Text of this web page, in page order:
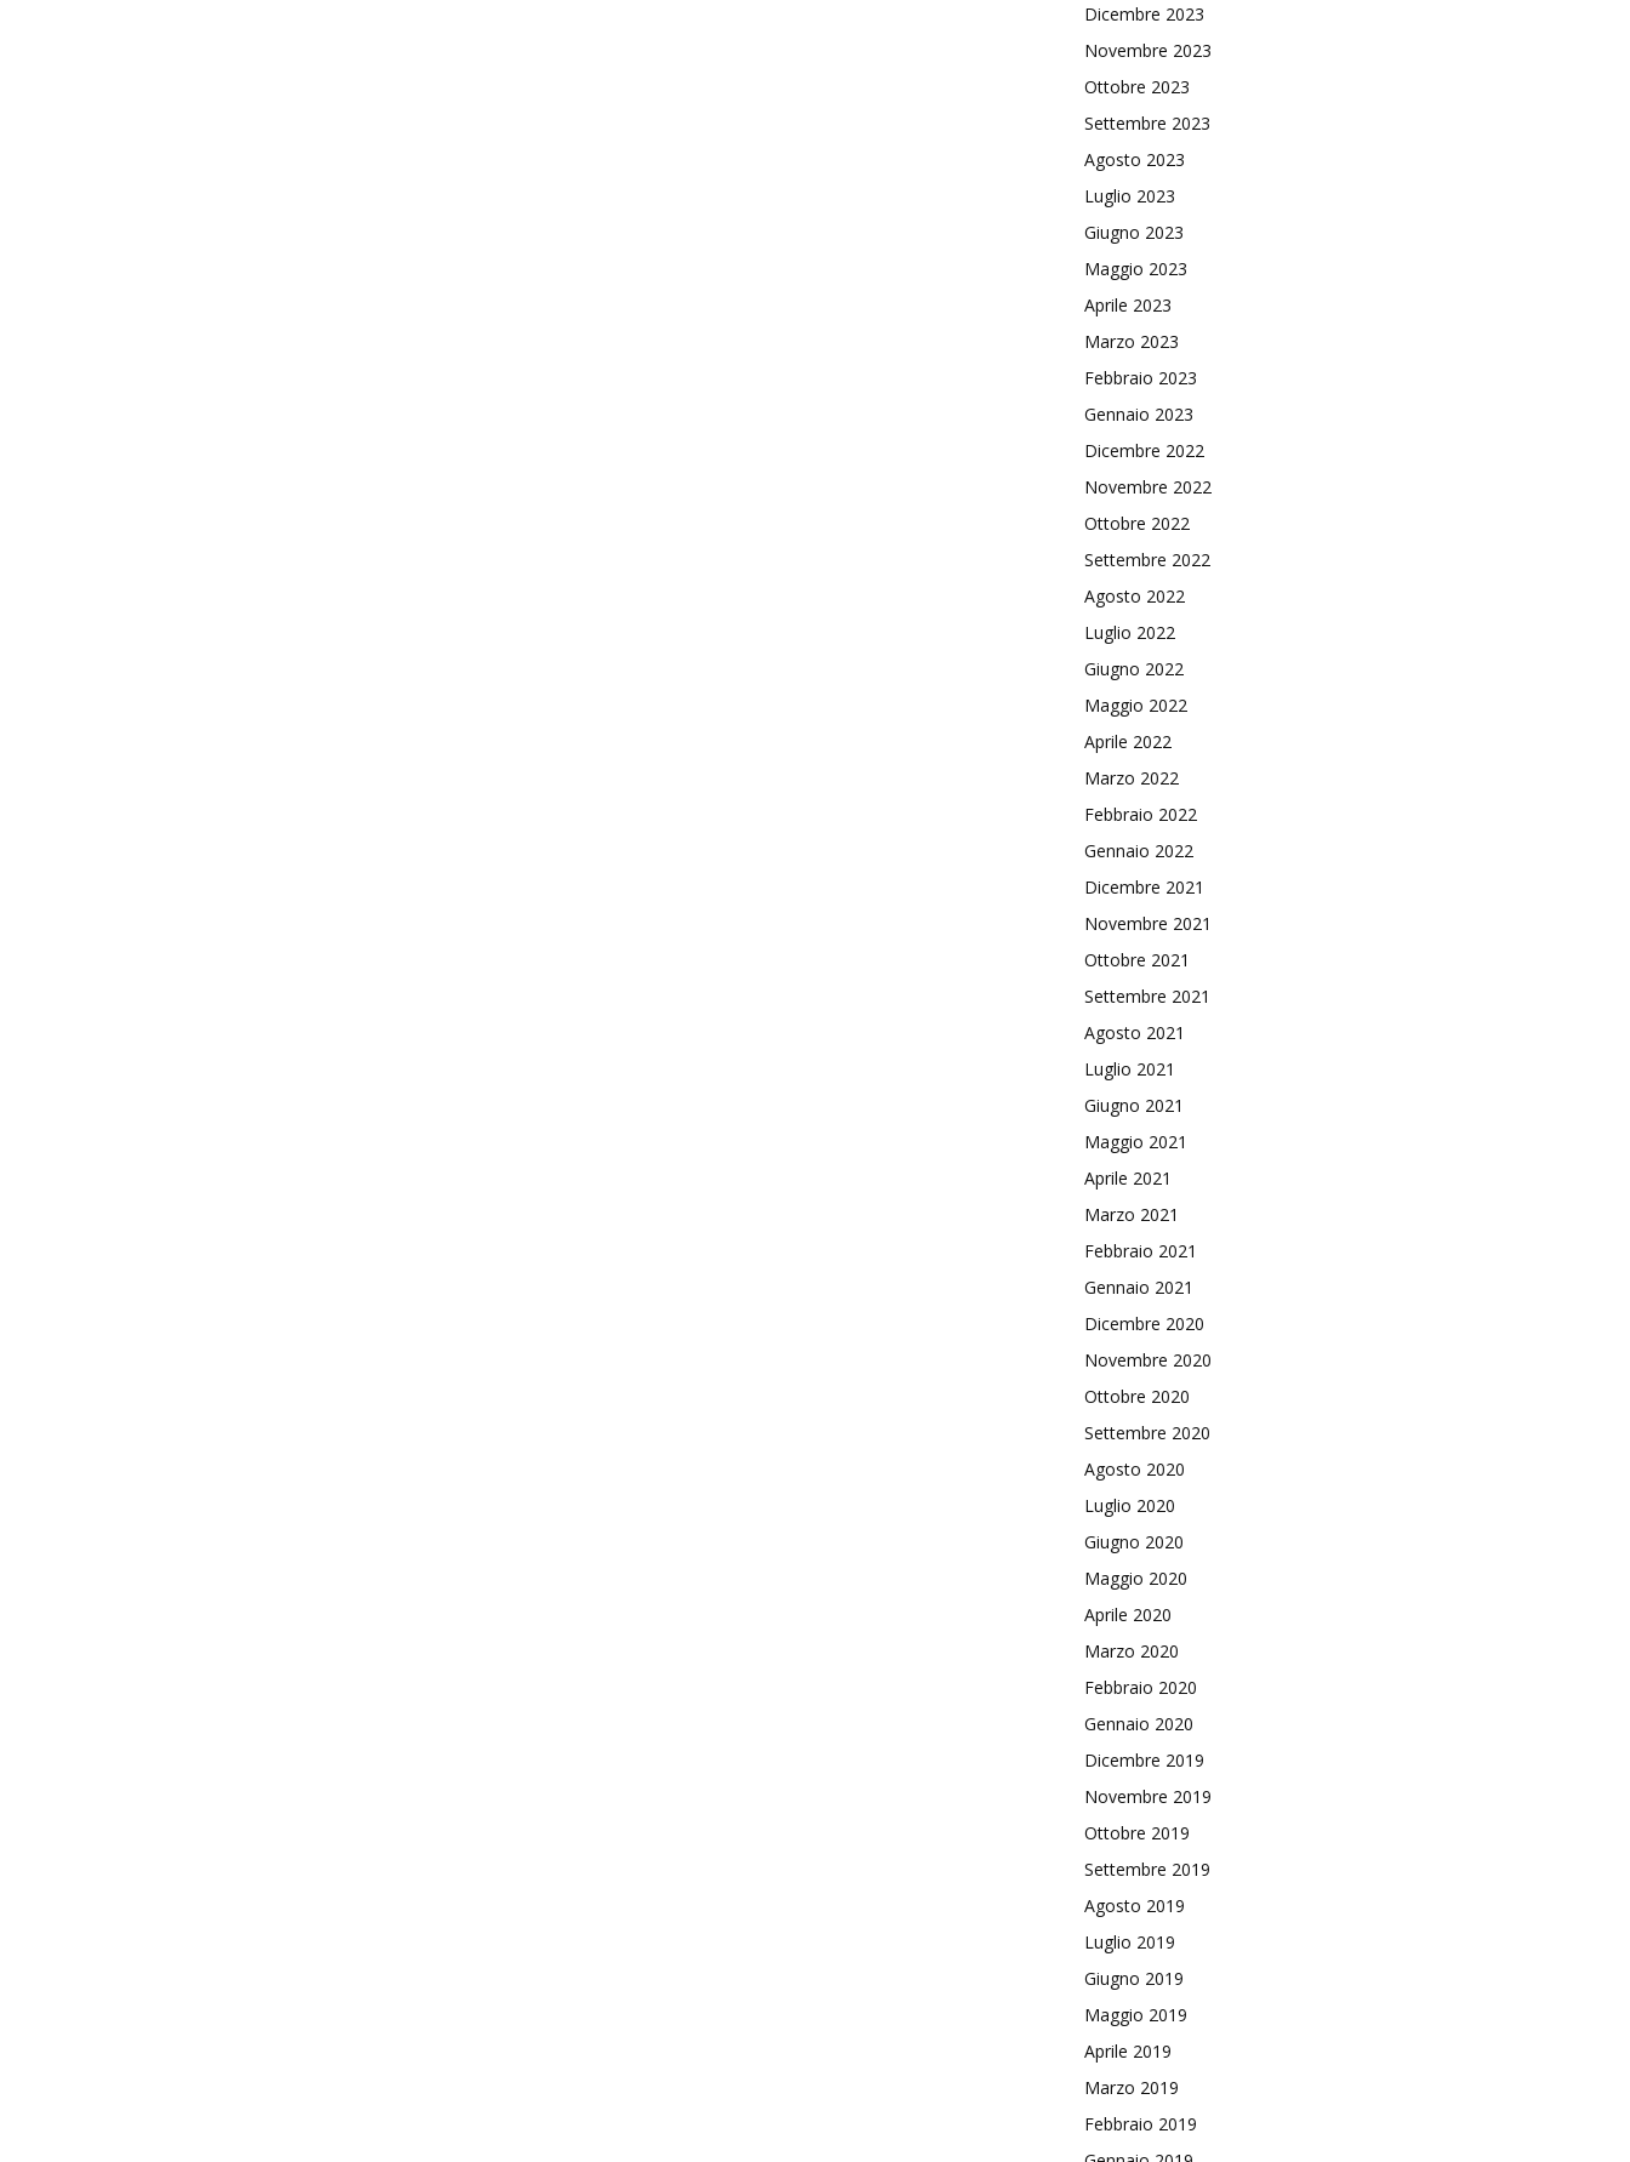
Dicembre 2023
Novembre 2023
Ottobre 2023
Settembre 2023
Agosto 2023
Luglio 2023
Giugno 2023
Maggio 2023
Aprile 2023
Marzo 2023
Febbraio 2023
Gennaio 2023
Dicembre 2022
Novembre 2022
Ottobre 2022
Settembre 2022
Agosto 2022
Luglio 2022
Giugno 2022
Maggio 2022
Aprile 2022
Marzo 2022
Febbraio 2022
Gennaio 2022
Dicembre 2021
Novembre 2021
Ottobre 2021
Settembre 2021
Agosto 2021
Luglio 2021
Giugno 2021
Maggio 2021
Aprile 2021
Marzo 2021
Febbraio 2021
Gennaio 2021
Dicembre 2020
Novembre 2020
Ottobre 2020
Settembre 2020
Agosto 2020
Luglio 2020
Giugno 2020
Maggio 2020
Aprile 2020
Marzo 2020
Febbraio 2020
Gennaio 2020
Dicembre 2019
Novembre 2019
Ottobre 2019
Settembre 2019
Agosto 2019
Luglio 2019
Giugno 2019
Maggio 2019
Aprile 2019
Marzo 2019
Febbraio 2019